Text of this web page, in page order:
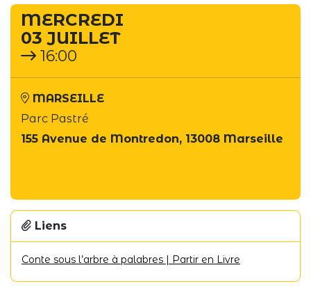
MERCREDI
03 JUILLET
16:00
MARSEILLE
Parc Pastré
155 Avenue de Montredon, 13008 Marseille
Liens
Conte sous l’arbre à palabres | Partir en Livre